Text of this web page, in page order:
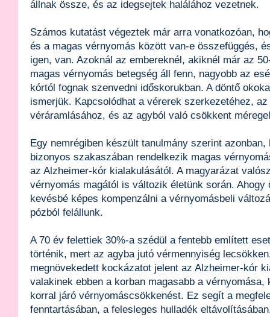
állnak össze, és az idegsejtek halálához vezetnek.
Számos kutatást végeztek már arra vonatkozóan,
és a magas vérnyomás között van-e összefüggés,
igen, van. Azoknál az embereknél, akiknél már az
magas vérnyomás betegség áll fenn, nagyobb az
kórtól fognak szenvedni időskorukban. A döntő
ismerjük. Kapcsolódhat a vérerek szerkezetéhez,
véráramlásához, és az agyból való csökkent
Egy nemrégiben készült tanulmány szerint
bizonyos szakaszában rendelkezik magas
az Alzheimer-kór kialakulásától. A magyarázat
vérnyomás magától is változik életünk során. Ahogy
kevésbé képes kompenzálni a vérnyomásbeli
pózból felállunk.
A 70 év felettiek 30%-a szédül a fentebb említett
történik, mert az agyba jutó vérmennyiség
megnövekedett kockázatot jelent az Alzheimer-kór
valakinek ebben a korban magasabb a vérnyomása,
korral járó vérnyomáscsökkenést. Ez segít a
fenntartásában, a felesleges hulladék